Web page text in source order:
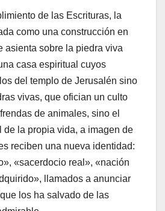
de las Escrituras, la
como una construcción en
asienta sobre la piedra viva
casa espiritual cuyos
del templo de Jerusalén sino
vivas, que ofician un culto
de animales, sino el
de la propia vida, a imagen de
reciben una nueva identidad:
«sacerdocio real», «nación
llamados a anunciar
los ha salvado de las